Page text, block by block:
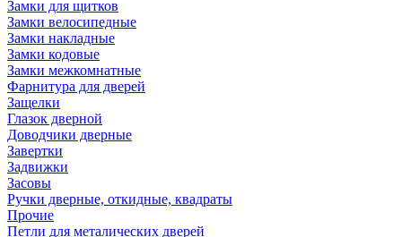
Замки для щитков
Замки велосипедные
Замки накладные
Замки кодовые
Замки межкомнатные
Фарнитура для дверей
Защелки
Глазок дверной
Доводчики дверные
Завертки
Задвижки
Засовы
Ручки дверные, откидные, квадраты
Прочие
Петли для металических дверей